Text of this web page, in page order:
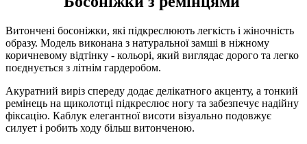
Витончені босоніжки, які підкреслюють легкість і жіночність
образу. Модель виконана з натуральної замші в ніжному
коричневому відтінку - кольорі, який виглядає дорого та легко
поєднується з літнім гардеробом.
Акуратний виріз спереду додає делікатного акценту, а тонкий
ремінець на щиколотці підкреслює ногу та забезпечує надійну
фіксацію. Каблук елегантної висоти візуально подовжує
силует і робить ходу більш витонченою.